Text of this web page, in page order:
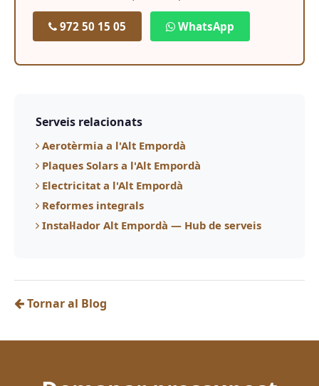
972 50 15 05 WhatsApp
Serveis relacionats
Aerotèrmia a l'Alt Empordà
Plaques Solars a l'Alt Empordà
Electricitat a l'Alt Empordà
Reformes integrals
Instal·lador Alt Empordà — Hub de serveis
Tornar al Blog